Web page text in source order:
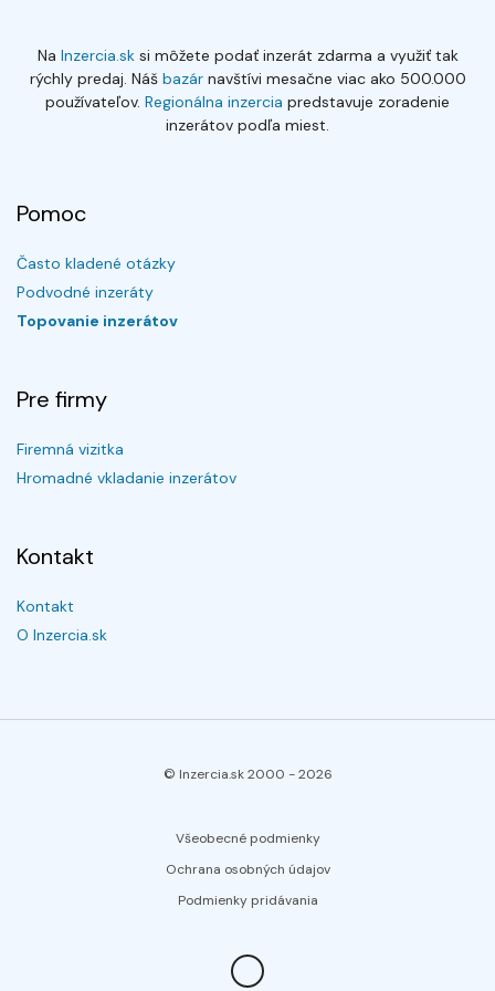
Na Inzercia.sksi môžete podať inzerát zdarma a využiť tak
rýchly predaj. Náš bazárnavštívi mesačne viac ako 500.000
používateľov. Regionálna inzercia predstavuje zoradenie
inzerátov podľa miest.
Pomoc
Často kladené otázky
Podvodné inzeráty
Topovanie inzerátov
Pre firmy
Firemná vizitka
Hromadné vkladanie inzerátov
Kontakt
Kontakt
O Inzercia.sk
© Inzercia.sk 2000 -2026
Všeobecné podmienky
Ochrana osobných údajov
Podmienky pridávania